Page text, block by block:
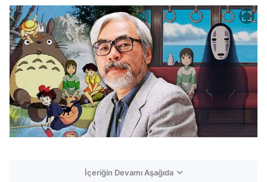
İçeriğin Devamı Aşağıda